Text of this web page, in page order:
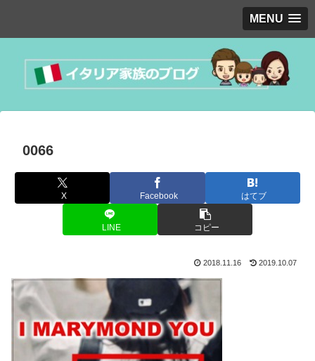
MENU
0066
X Facebook はてブ
LINE コピー
2018.11.16 2019.10.07